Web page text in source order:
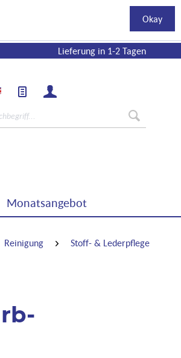
Lieferung in 1-2 Tagen
Monatsangebot
Reinigung Stoff- & Lederpflege
Okay